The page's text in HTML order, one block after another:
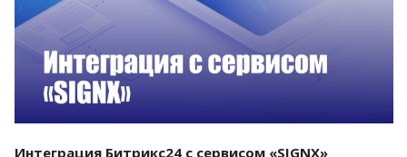
Интеграция Битрикс24 с сервисом «SIGNX»